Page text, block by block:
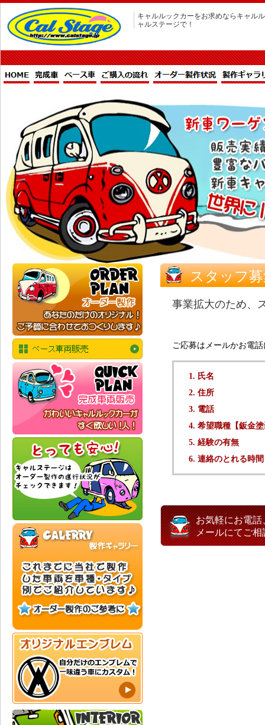
キャルルックカーをお求めならキャル
ャルステージで！
スタッフ
事業拡大のため、
ご応募はメールかお電
氏名
住所
電話
希望職種【鈑金
経験の有無
連絡のとれる時間
お気軽にお電話
メールにてご相